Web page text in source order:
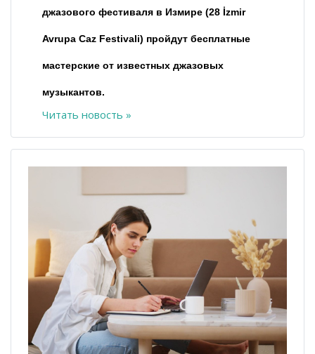
джазового фестиваля в Измире (28 İzmir
Avrupa Caz Festivali) пройдут бесплатные
мастерские от известных джазовых
музыкантов.
Читать новость »